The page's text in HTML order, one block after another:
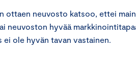
ottaen neuvosto katsoo, ettei
neuvoston hyvää
ole hyvän tavan vastainen.